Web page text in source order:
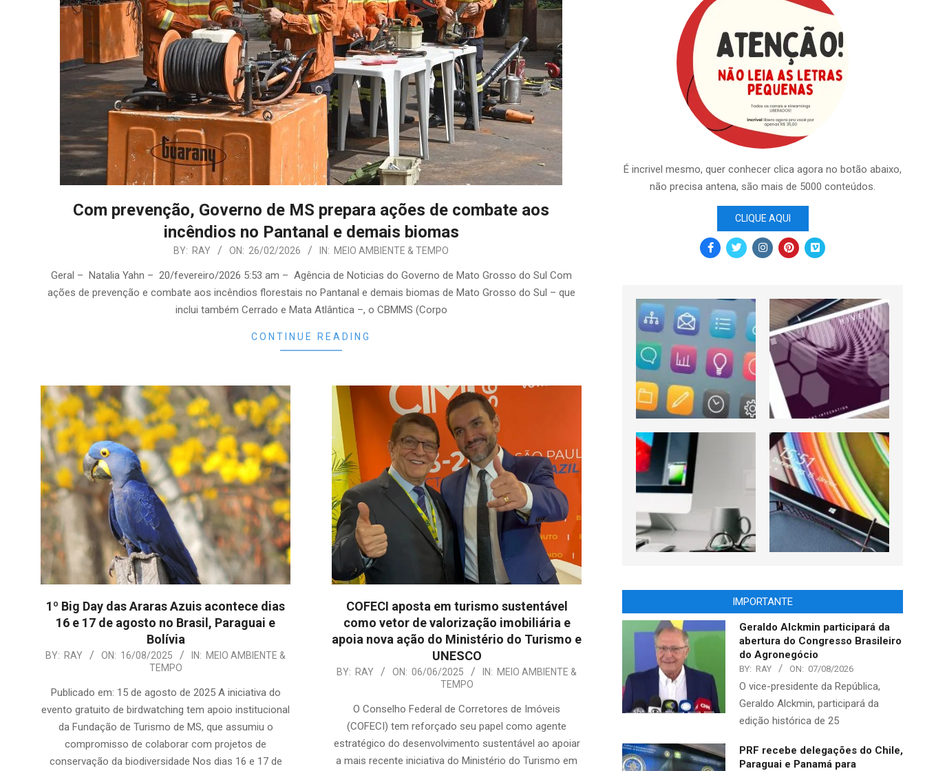
Com prevenção, Governo de MS prepara ações de combate aos
incêndios no Pantanal e demais biomas
BY: RAY ON: 26/02/2026 IN: MEIO AMBIENTE & TEMPO
Geral – Natalia Yahn – 20/fevereiro/2026 5:53 am – Agência de Noticias do Governo de Mato Grosso do Sul Com
ações de prevenção e combate aos incêndios florestais no Pantanal e demais biomas de Mato Grosso do Sul – que
inclui também Cerrado e Mata Atlântica –, o CBMMS (Corpo
CONTINUE READING
1º Big Day das Araras Azuis acontece dias
16 e 17 de agosto no Brasil, Paraguai e
Bolívia
2025-
BY: RAY ON: 16/08/2025 IN: MEIO AMBIENTE &
TEMPO
Publicado em: 15 de agosto de 2025 A iniciativa do
evento gratuito de birdwatching tem apoio institucional
da Fundação de Turismo de MS, que assumiu o
compromisso de colaborar com projetos de
conservação da biodiversidade Nos dias 16 e 17 de
COFECI aposta em turismo sustentável
como vetor de valorização imobiliária e
apoia nova ação do Ministério do Turismo e
UNESCO
2025-
BY: RAY ON: 06/06/2025 IN: MEIO AMBIENTE &
TEMPO
O Conselho Federal de Corretores de Imóveis
(COFECI) tem reforçado seu papel como agente
estratégico do desenvolvimento sustentável ao apoiar
a mais recente iniciativa do Ministério do Turismo em
É incrivel mesmo, quer conhecer clica agora no botão abaixo,
não precisa antena, são mais de 5000 conteúdos.
CLIQUE AQUI
IMPORTANTE
Geraldo Alckmin participará da
abertura do Congresso Brasileiro
do Agronegócio
BY: RAY ON: 07/08/2026
O vice-presidente da República,
Geraldo Alckmin, participará da
edição histórica de 25
PRF recebe delegações do Chile,
Paraguai e Panamá para